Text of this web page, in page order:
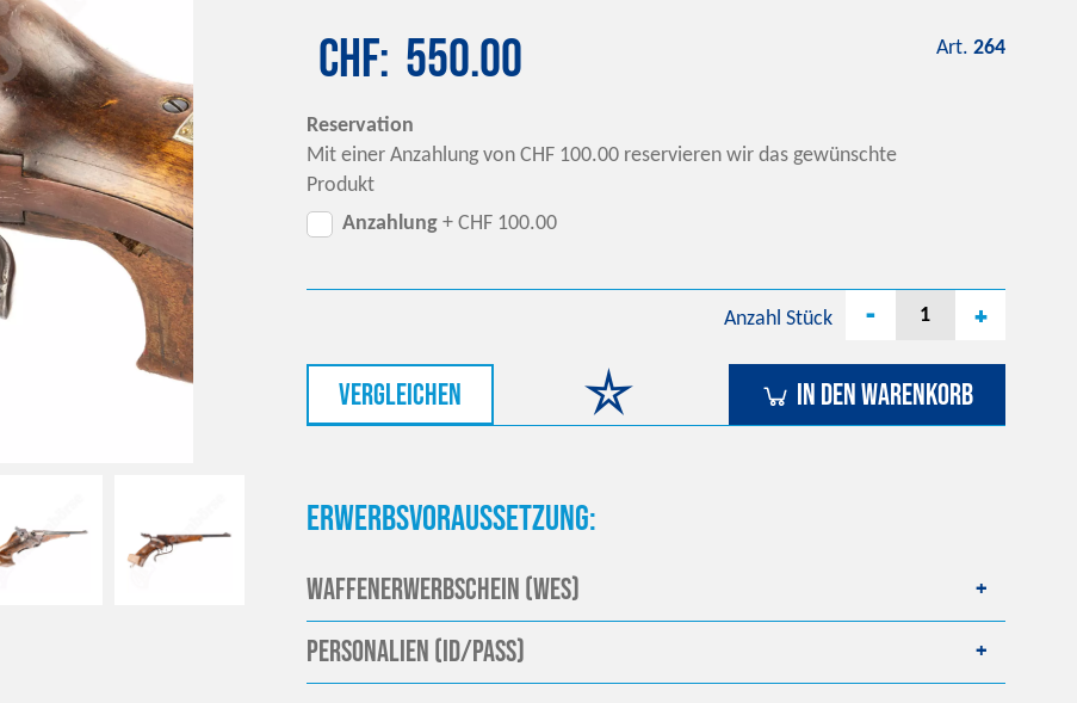
CHF 550.00
Reservation
Mit einer Anzahlung von CHF 100.00 reservieren wir das gewünschte
Produkt
Anzahlung + CHF 100.00
Art. 264
vergleichen
Anzahl Stück - +
In den Warenkorb
Erwerbsvoraussetzung:
Waffenerwerbschein (WES)
Personalien (ID/Pass)